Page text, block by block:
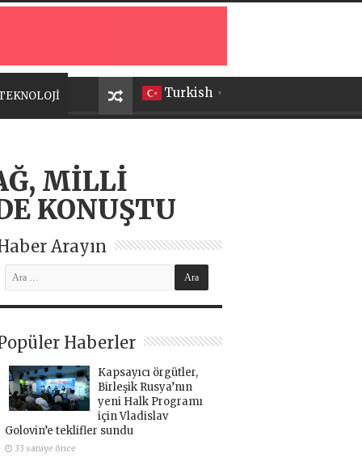
Turkish ▼
MİLLİ
KONUŞTU
Arayın
Haberler
Kapsayıcı örgütler,
Birleşik Rusya’nın
yeni Halk Programı
için Vladislav
Golovin’e teklifler sundu
33 saniye önce